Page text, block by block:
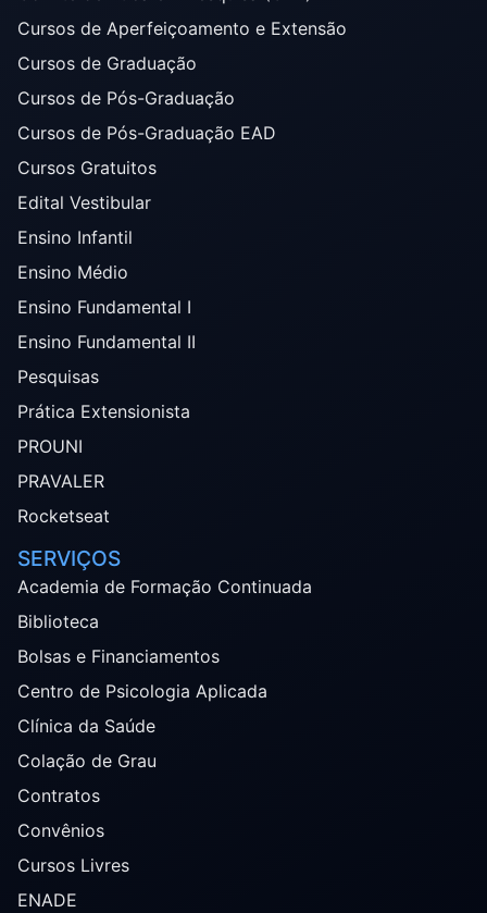
Cursos de Aperfeiçoamento e Extensão
Cursos de Graduação
Cursos de Pós-Graduação
Cursos de Pós-Graduação EAD
Cursos Gratuitos
Edital Vestibular
Ensino Infantil
Ensino Médio
Ensino Fundamental I
Ensino Fundamental II
Pesquisas
Prática Extensionista
PROUNI
PRAVALER
Rocketseat
SERVIÇOS
Academia de Formação Continuada
Biblioteca
Bolsas e Financiamentos
Centro de Psicologia Aplicada
Clínica da Saúde
Colação de Grau
Contratos
Convênios
Cursos Livres
ENADE